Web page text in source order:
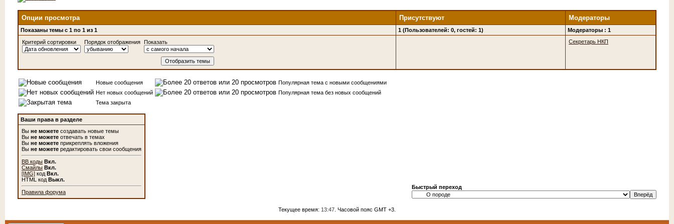
Опции просмотра Присутствуют Модераторы
Показаны темы с 1 по 1 из 1 1 (Пользователей: 0, гостей: 1)
Модераторы : 1
Критерий сортировки
Порядок отображения Показать Секретарь НКП
Новые сообщения
Популярная тема с новыми сообщениями
Нет новых сообщений
Популярная тема без новых сообщений
Тема закрыта
Ваши права в разделе
Вы не можете создавать новые темы
Вы не можете отвечать в темах
Вы не можете прикреплять вложения
Вы не можете редактировать свои сообщения
BB коды Вкл.
Смайлы Вкл.
[IMG] код Вкл.
HTML код Выкл.
Правила форума
Быстрый переход
Текущее время: 13:47 . Часовой пояс GMT +3.